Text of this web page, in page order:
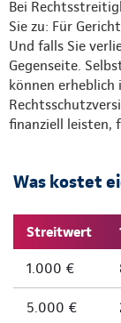
Bei
Sie zu: Für
Und falls Sie
Gegenseite.
können erheblich
finanziell leisten,
Was kostet
Streitwert
1.000 €
5.000 €